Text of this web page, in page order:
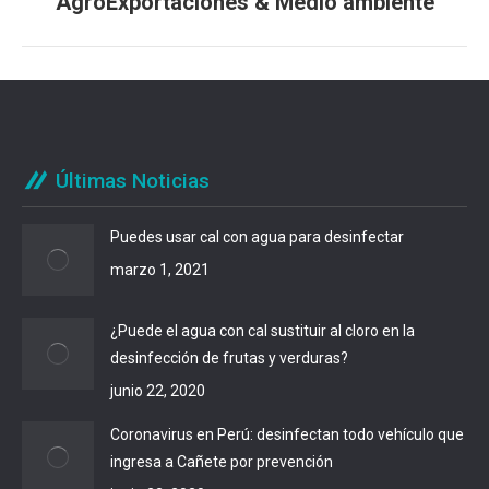
post:
Últimas Noticias
Puedes usar cal con agua para desinfectar
marzo 1, 2021
¿Puede el agua con cal sustituir al cloro en la
desinfección de frutas y verduras?
junio 22, 2020
Coronavirus en Perú: desinfectan todo vehículo que
ingresa a Cañete por prevención